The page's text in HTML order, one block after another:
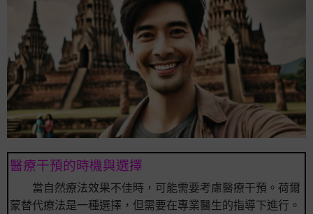
醫療干預的時機與選擇
當自然療法效果不佳時，可能需要考慮醫療干預。荷爾
蒙替代療法是一種選擇，但需要在專業醫生的指導下進行。